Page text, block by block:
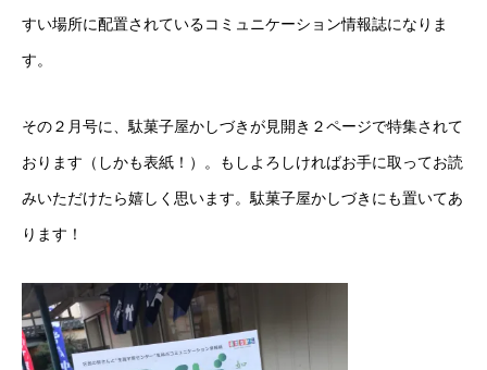
すい場所に配置されているコミュニケーション情報誌になりま
す。
その２月号に、駄菓子屋かしづきが見開き２ページで特集されて
おります（しかも表紙！）。もしよろしければお手に取ってお読
みいただけたら嬉しく思います。駄菓子屋かしづきにも置いてあ
ります！